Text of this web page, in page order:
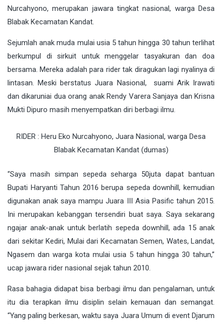
Nurcahyono, merupakan jawara tingkat nasional, warga Desa
Blabak Kecamatan Kandat.
Sejumlah anak muda mulai usia 5 tahun hingga 30 tahun terlihat
berkumpul di sirkuit untuk menggelar tasyakuran dan doa
bersama. Mereka adalah para rider tak diragukan lagi nyalinya di
lintasan. Meski berstatus Juara Nasional, suami Arik Irawati
dan dikaruniai dua orang anak Rendy Varera Sanjaya dan Krisna
Mukti Dipuro masih menyempatkan diri berbagi ilmu.
RIDER : Heru Eko Nurcahyono, Juara Nasional, warga Desa
Blabak Kecamatan Kandat (dumas)
“Saya masih simpan sepeda seharga 50juta dapat bantuan
Bupati Haryanti Tahun 2016 berupa sepeda downhill, kemudian
digunakan anak saya mampu Juara III Asia Pasific tahun 2015.
Ini merupakan kebanggan tersendiri buat saya. Saya sekarang
ngajar anak-anak untuk berlatih sepeda downhill, ada 15 anak
dari sekitar Kediri, Mulai dari Kecamatan Semen, Wates, Landat,
Ngasem dan warga kota mulai usia 5 tahun hingga 30 tahun,”
ucap jawara rider nasional sejak tahun 2010.
Rasa bahagia didapat bisa berbagi ilmu dan pengalaman, untuk
itu dia terapkan ilmu disiplin selain kemauan dan semangat.
“Yang paling berkesan, waktu saya Juara Umum di event Djarum